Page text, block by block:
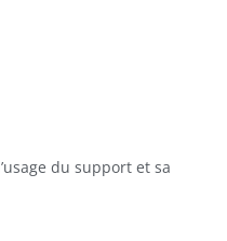
du support et sa